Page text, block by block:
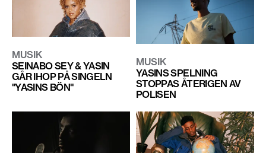
MUSIK
SEINABO SEY & YASIN
GÅR IHOP PÅ SINGELN
"YASINS BÖN"
MUSIK
YASINS SPELNING
STOPPAS ÅTERIGEN AV
POLISEN